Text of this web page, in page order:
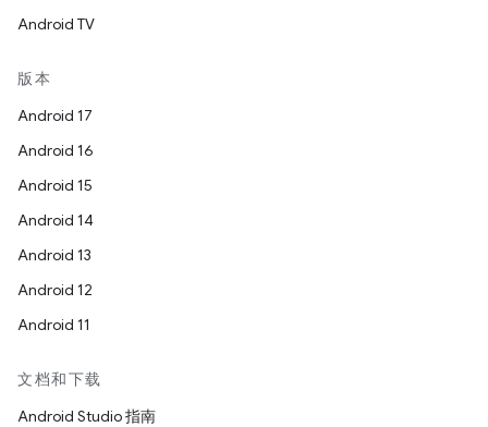
Android TV
版本
Android 17
Android 16
Android 15
Android 14
Android 13
Android 12
Android 11
文档和下载
Android Studio 指南